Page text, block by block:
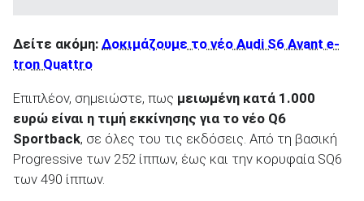
Δείτε ακόμη: Δοκιμάζουμε το νέο Audi S6 Avant e-
tron Quattro
Επιπλέον, σημειώστε, πως μειωμένη κατά 1.000
ευρώ είναι η τιμή εκκίνησης για το νέο Q6
Sportback, σε όλες του τις εκδόσεις. Από τη βασική
Progressive των 252 ίππων, έως και την κορυφαία SQ6
των 490 ίππων.